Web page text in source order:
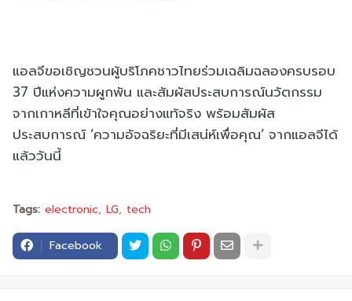
แอลจีขอเชิญชวนผู้บริโภคชาวไทยร่วมเฉลิมฉลองครบรอบ
37 ปีแห่งความผูกพัน และสัมผัสประสบการณ์นวัตกรรม
จากเกาหลีที่เข้าใจคุณอย่างแท้จริง พร้อมสัมผัส
ประสบการณ์ ‘ความอัจฉริยะที่มีเสน่ห์เพื่อคุณ’ จากแอลจีได้
แล้ววันนี้
Tags: electronic LG tech
Facebook